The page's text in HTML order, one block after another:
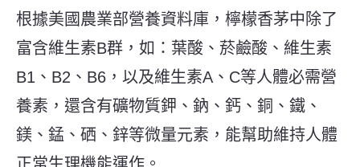
根據美國農業部營養資料庫，檸檬香茅中除了
富含維生素B群，如：葉酸、菸鹼酸、維生素
B1、B2、B6，以及維生素A、C等人體必需營
養素，還含有礦物質鉀、鈉、鈣、銅、鐵、
鎂、錳、硒、鋅等微量元素，能幫助維持人體